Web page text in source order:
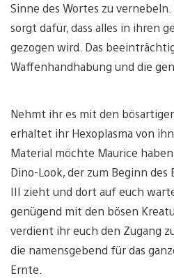
Sinne des Wortes zu
sorgt dafür, dass alles in ihren
gezogen wird. Das
Waffenhandhabung und die
Nehmt ihr es mit den
erhaltet ihr Hexoplasma von
Material möchte Maurice
Dino-Look, der zum Beginn des
III zieht und dort auf euch
genügend mit den bösen
verdient ihr euch den Zugang
die namensgebend für das
Ernte.